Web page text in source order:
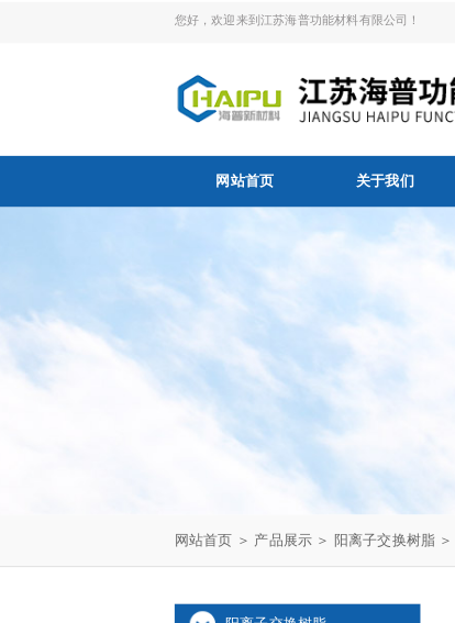
您好，欢迎来到江苏海普功能材料有限公司！
网站首页 关于我们
网站首页＞ 产品展示＞ 阳离子交换树脂＞